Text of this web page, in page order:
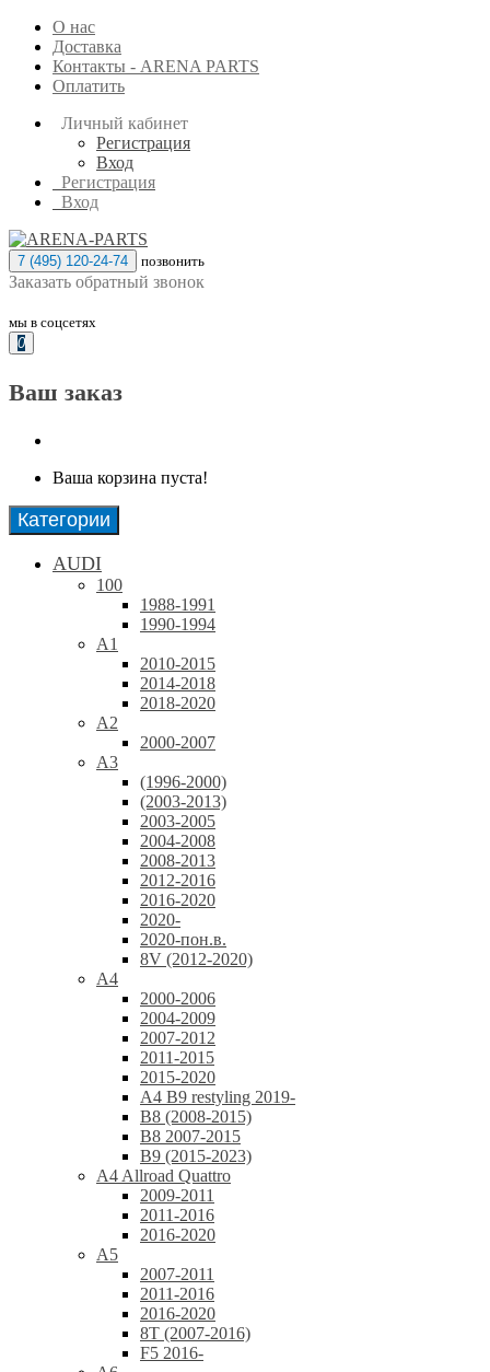
О нас
Доставка
Контакты - ARENA PARTS
Оплатить
Личный кабинет
Регистрация
Вход
Регистрация
Вход
7 (495) 120-24-74 позвонить
Заказать обратный звонок
мы в соцсетях
0
Ваш заказ
Ваша корзина пуста!
Категории
AUDI
100
1988-1991
1990-1994
A1
2010-2015
2014-2018
2018-2020
A2
2000-2007
A3
(1996-2000)
(2003-2013)
2003-2005
2004-2008
2008-2013
2012-2016
2016-2020
2020-
2020-пон.в.
8V (2012-2020)
A4
2000-2006
2004-2009
2007-2012
2011-2015
2015-2020
A4 B9 restyling 2019-
B8 (2008-2015)
B8 2007-2015
B9 (2015-2023)
A4 Allroad Quattro
2009-2011
2011-2016
2016-2020
A5
2007-2011
2011-2016
2016-2020
8T (2007-2016)
F5 2016-